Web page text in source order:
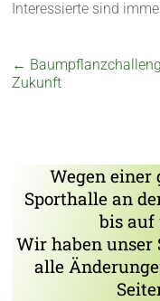
Interessierte sind
←
Zukunft
Wegen einer
Sporthalle an
bis auf
Wir haben unser
alle